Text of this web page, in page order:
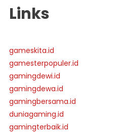
Links
gameskita.id
gamesterpopuler.id
gamingdewi.id
gamingdewa.id
gamingbersama.id
duniagaming.id
gamingterbaik.id